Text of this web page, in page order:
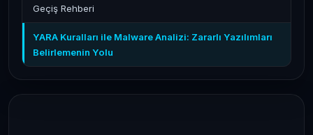
Geçiş Rehberi
YARA Kuralları ile Malware Analizi: Zararlı Yazılımları
Belirlemenin Yolu